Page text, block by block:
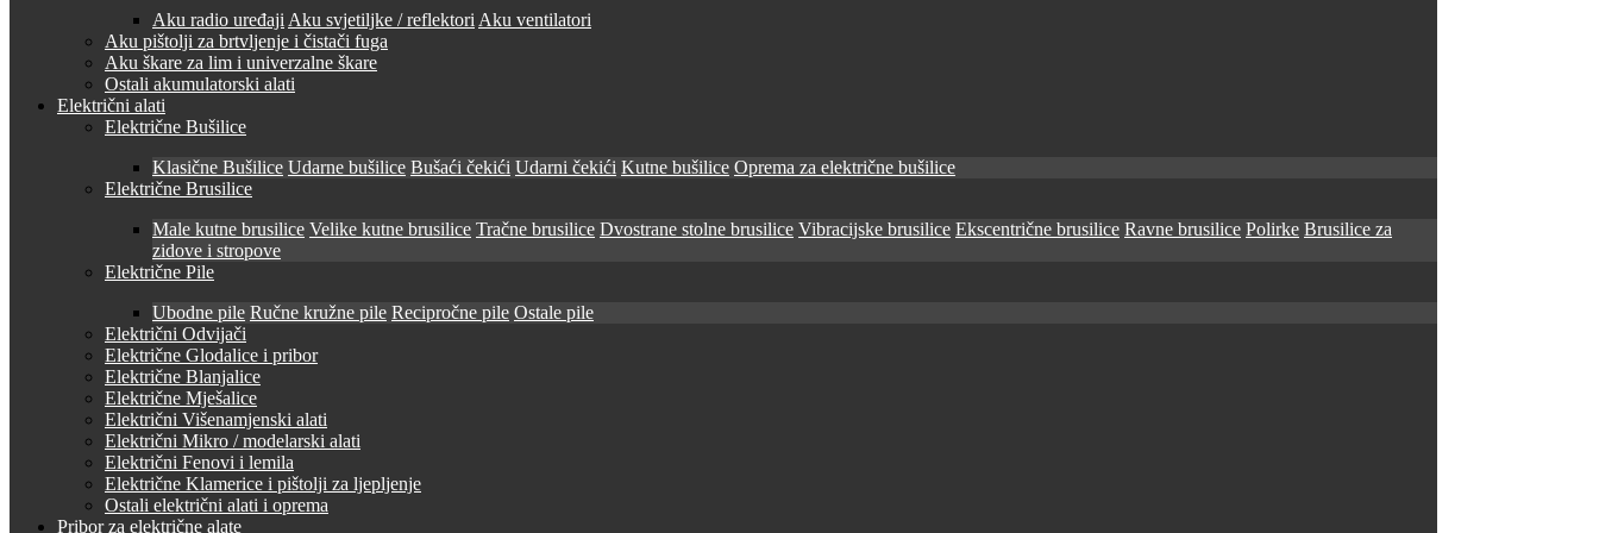
Aku radio uređaji Aku svjetiljke / reflektori Aku ventilatori
Aku pištolji za brtvljenje i čistači fuga
Aku škare za lim i univerzalne škare
Ostali akumulatorski alati
Električni alati
Električne Bušilice
Klasične Bušilice Udarne bušilice Bušaći čekići Udarni čekići Kutne bušilice Oprema za električne bušilice
Električne Brusilice
Male kutne brusilice Velike kutne brusilice Tračne brusilice Dvostrane stolne brusilice Vibracijske brusilice Ekscentrične brusilice Ravne brusilice Polirke Brusilice za
zidove i stropove
Električne Pile
Ubodne pile Ručne kružne pile Recipročne pile Ostale pile
Električni Odvijači
Električne Glodalice i pribor
Električne Blanjalice
Električne Mješalice
Električni Višenamjenski alati
Električni Mikro / modelarski alati
Električni Fenovi i lemila
Električne Klamerice i pištolji za ljepljenje
Ostali električni alati i oprema
Pribor za električne alate